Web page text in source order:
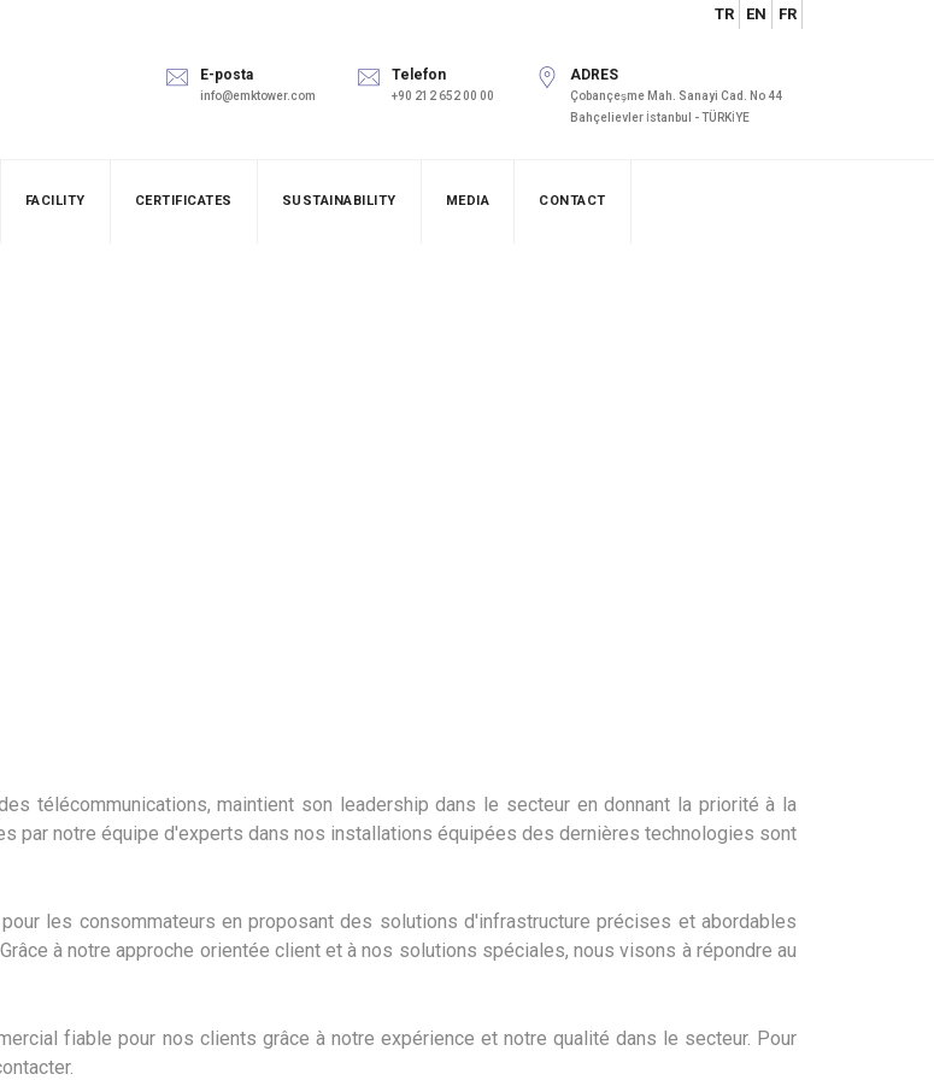
TR EN FR
E-posta
info@emktower.com
Telefon
+90 212 652 00 00
ADRES
Çobançeşme Mah. Sanayi Cad. No 44
Bahçelievler İstanbul - TÜRKİYE
FACILITY CERTIFICATES SUSTAINABILITY MEDIA CONTACT
télécommunications, maintient son leadership dans le secteur en donnant la priorité à la
par notre équipe d'experts dans nos installations équipées des dernières technologies sont
les consommateurs en proposant des solutions d'infrastructure précises et abordables
à notre approche orientée client et à nos solutions spéciales, nous visons à répondre au
fiable pour nos clients grâce à notre expérience et notre qualité dans le secteur. Pour